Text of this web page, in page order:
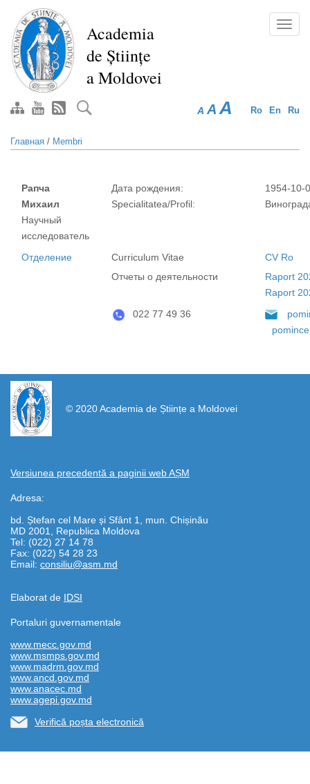
Перейти
основному
содержанию
Academia
de Științe
a Moldovei
Ro En Ru
A A A
Главная / Membri
Рапча
Михаил
Научный
исследователь
Дата рождения:
Specialitatea/Profil:
1954-10-
Отделение
Curriculum Vitae
Отчеты о деятельности
CV Ro
Raport
Raport
022 77 49 36
© 2020 Academia de Științe a Moldovei
Versiunea precedentă a paginii web AȘM
Adresa:
bd. Ștefan cel Mare și Sfânt 1, mun. Chișinău
MD 2001, Republica Moldova
Tel: (022) 27 14 78
Fax: (022) 54 28 23
Email: consiliu@asm.md
Elaborat de IDSI
https://propletenie.ru/
Portaluri guvernamentale
www.mecc.gov.md
www.msmps.gov.md
www.madrm.gov.md
www.ancd.gov.md
www.anacec.md
www.agepi.gov.md
Verifică poșta electronică